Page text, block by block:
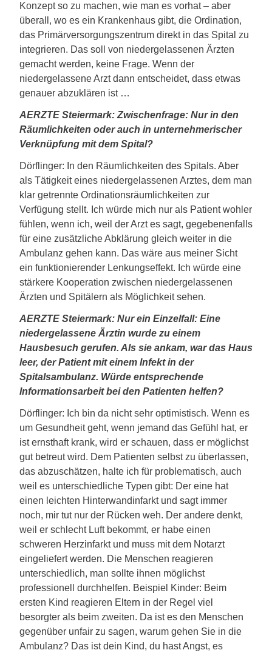
Konzept so zu machen, wie man es vorhat – aber
überall, wo es ein Krankenhaus gibt, die Ordination,
das Primärversorgungszentrum direkt in das Spital zu
integrieren. Das soll von niedergelassenen Ärzten
gemacht werden, keine Frage. Wenn der
niedergelassene Arzt dann entscheidet, dass etwas
genauer abzuklären ist …
AERZTE Steiermark: Zwischenfrage: Nur in den
Räumlichkeiten oder auch in unternehmerischer
Verknüpfung mit dem Spital?
Dörflinger: In den Räumlichkeiten des Spitals. Aber
als Tätigkeit eines niedergelassenen Arztes, dem man
klar getrennte Ordinationsräumlichkeiten zur
Verfügung stellt. Ich würde mich nur als Patient wohler
fühlen, wenn ich, weil der Arzt es sagt, gegebenenfalls
für eine zusätzliche Abklärung gleich weiter in die
Ambulanz gehen kann. Das wäre aus meiner Sicht
ein funktionierender Lenkungseffekt. Ich würde eine
stärkere Kooperation zwischen niedergelassenen
Ärzten und Spitälern als Möglichkeit sehen.
AERZTE Steiermark: Nur ein Einzelfall: Eine
niedergelassene Ärztin wurde zu einem
Hausbesuch gerufen. Als sie ankam, war das Haus
leer, der Patient mit einem Infekt in der
Spitalsambulanz. Würde entsprechende
Informationsarbeit bei den Patienten helfen?
Dörflinger: Ich bin da nicht sehr optimistisch. Wenn es
um Gesundheit geht, wenn jemand das Gefühl hat, er
ist ernsthaft krank, wird er schauen, dass er möglichst
gut betreut wird. Dem Patienten selbst zu überlassen,
das abzuschätzen, halte ich für problematisch, auch
weil es unterschiedliche Typen gibt: Der eine hat
einen leichten Hinterwandinfarkt und sagt immer
noch, mir tut nur der Rücken weh. Der andere denkt,
weil er schlecht Luft bekommt, er habe einen
schweren Herzinfarkt und muss mit dem Notarzt
eingeliefert werden. Die Menschen reagieren
unterschiedlich, man sollte ihnen möglichst
professionell durchhelfen. Beispiel Kinder: Beim
ersten Kind reagieren Eltern in der Regel viel
besorgter als beim zweiten. Da ist es den Menschen
gegenüber unfair zu sagen, warum gehen Sie in die
Ambulanz? Das ist dein Kind, du hast Angst, es